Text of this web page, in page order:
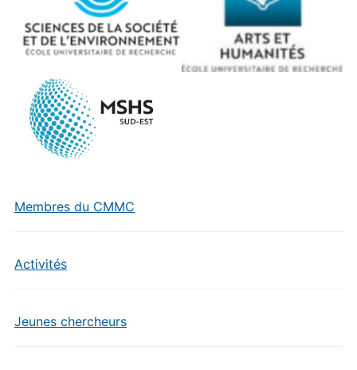
Membres du CMMC
Activités
Jeunes chercheurs